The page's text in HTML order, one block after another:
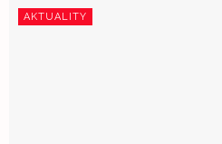
AKTUALITY